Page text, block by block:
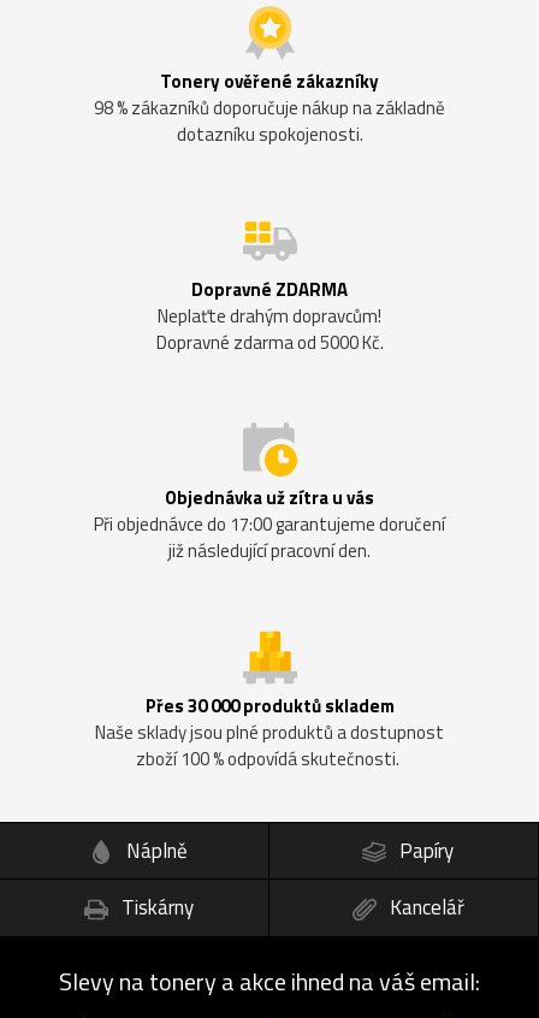
Tonery ověřené zákazníky
98 % zákazníků doporučuje nákup na základně
dotazníku spokojenosti.
Dopravné ZDARMA
Neplaťte drahým dopravcům!
Dopravné zdarma od 5000 Kč.
Objednávka už zítra u vás
Při objednávce do 17:00 garantujeme doručení
již následující pracovní den.
Přes 30 000 produktů skladem
Naše sklady jsou plné produktů a dostupnost
zboží 100 % odpovídá skutečnosti.
Náplně
Papíry
Tiskárny
Kancelář
Slevy na tonery a akce ihned na váš email: